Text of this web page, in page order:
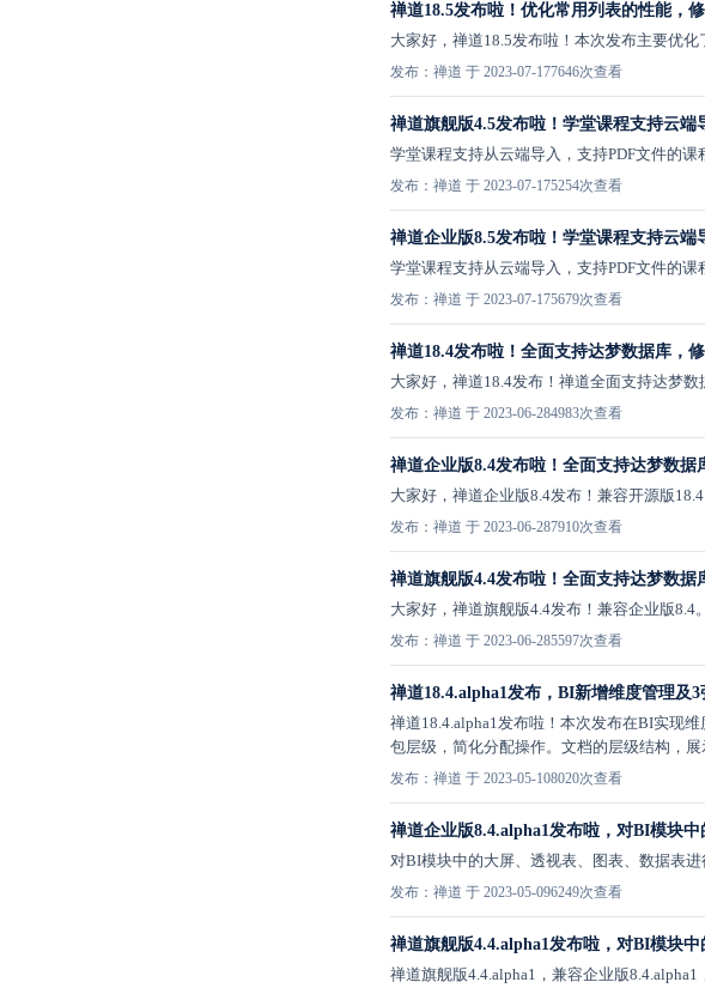
禅道18.5发布啦！优化常用列表的性能，
大家好，禅道18.5发布啦！本次发布主要优
发布：禅道 于 2023-07-177646次查看
禅道旗舰版4.5发布啦！学堂课程支持云端
学堂课程支持从云端导入，支持PDF文件的课
发布：禅道 于 2023-07-175254次查看
禅道企业版8.5发布啦！学堂课程支持云端
学堂课程支持从云端导入，支持PDF文件的课
发布：禅道 于 2023-07-175679次查看
禅道18.4发布啦！全面支持达梦数据库，
大家好，禅道18.4发布！禅道全面支持达梦
发布：禅道 于 2023-06-284983次查看
禅道企业版8.4发布啦！全面支持达梦数据
大家好，禅道企业版8.4发布！兼容开源版
发布：禅道 于 2023-06-287910次查看
禅道旗舰版4.4发布啦！全面支持达梦数据
大家好，禅道旗舰版4.4发布！兼容企业版
发布：禅道 于 2023-06-285597次查看
禅道18.4.alpha1发布，BI新增维度管理及
禅道18.4.alpha1发布啦！本次发布在BI实现
包层级，简化分配操作。文档的层级结构，
发布：禅道 于 2023-05-108020次查看
禅道企业版8.4.alpha1发布啦，对BI模块
对BI模块中的大屏、透视表、图表、数据表
发布：禅道 于 2023-05-096249次查看
禅道旗舰版4.4.alpha1发布啦，对BI模块
禅道旗舰版4.4.alpha1，兼容企业版